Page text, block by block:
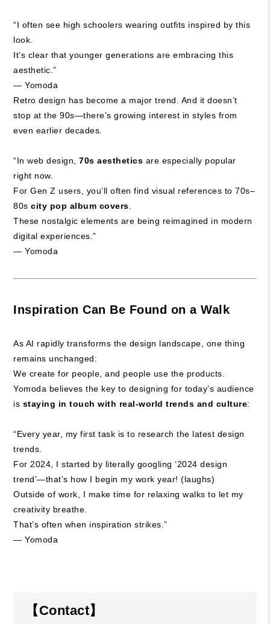
“I often see high schoolers wearing outfits inspired by this
look.
It’s clear that younger generations are embracing this
aesthetic.”
— Yomoda
Retro design has become a major trend. And it doesn’t
stop at the 90s—there’s growing interest in styles from
even earlier decades.
“In web design,70s aesthetics are especially popular
right now.
For Gen Z users, you’ll often find visual references to 70s–
80scity pop album covers.
These nostalgic elements are being reimagined in modern
digital experiences.”
— Yomoda
Inspiration Can Be Found on a Walk
As AI rapidly transforms the design landscape, one thing
remains unchanged:
We create for people, and people use the products.
Yomoda believes the key to designing for today’s audience
is staying in touch with real-world trends and culture:
“Every year, my first task is to research the latest design
trends.
For 2024, I started by literally googling ‘2024 design
trend’—that’s how I begin my work year! (laughs)
Outside of work, I make time for relaxing walks to let my
creativity breathe.
That’s often when inspiration strikes.”
— Yomoda
【Contact】